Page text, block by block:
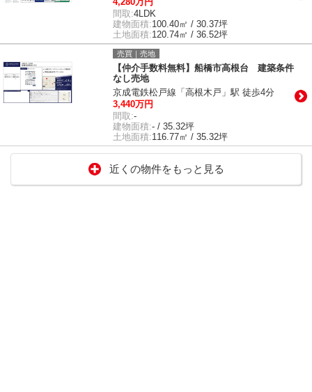
間取:4LDK
建物面積:100.40㎡ / 30.37坪
土地面積:120.74㎡ / 36.52坪
売買｜売地
【仲介手数料無料】船橋市高根台 建築条件
なし売地
京成電鉄松戸線「高根木戸」駅 徒歩4分
3,440万円
間取:-
建物面積:- / 35.32坪
土地面積:116.77㎡ / 35.32坪
近くの物件をもっと見る